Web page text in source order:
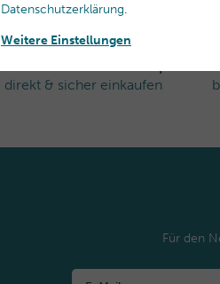
direkt & sicher einkaufen
Für den
Daten­schutz­erklärung.
Weitere Einstellungen